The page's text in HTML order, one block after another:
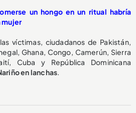
un hongo en un ritual habría
mujer
víctimas, ciudadanos de Pakistán,
Ghana, Congo, Camerún, Sierra
Cuba y República Dominicana
en lanchas.